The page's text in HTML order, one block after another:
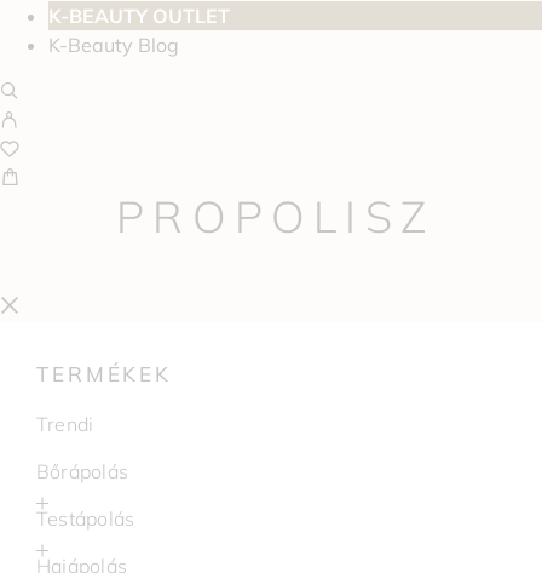
K-BEAUTY OUTLET
K-Beauty Blog
PROPOLISZ
TERMÉKEK
Trendi
Bőrápolás
Testápolás
Hajápolás